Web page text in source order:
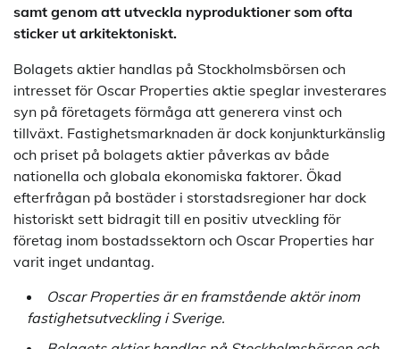
samt genom att utveckla nyproduktioner som ofta
sticker ut arkitektoniskt.
Bolagets aktier handlas på Stockholmsbörsen och
intresset för Oscar Properties aktie speglar investerares
syn på företagets förmåga att generera vinst och
tillväxt. Fastighetsmarknaden är dock konjunkturkänslig
och priset på bolagets aktier påverkas av både
nationella och globala ekonomiska faktorer. Ökad
efterfrågan på bostäder i storstadsregioner har dock
historiskt sett bidragit till en positiv utveckling för
företag inom bostadssektorn och Oscar Properties har
varit inget undantag.
Oscar Properties är en framstående aktör inom
fastighetsutveckling i Sverige.